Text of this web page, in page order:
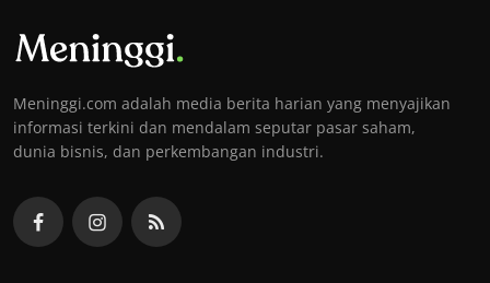
Meninggi.com adalah media berita harian yang menyajikan
informasi terkini dan mendalam seputar pasar saham,
dunia bisnis, dan perkembangan industri.